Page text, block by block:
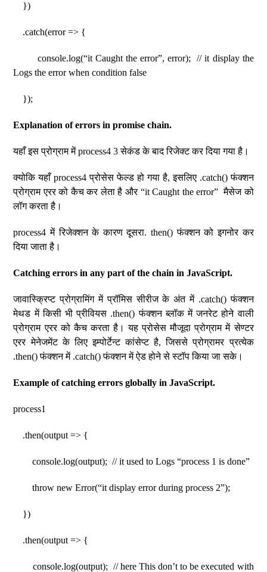
})
.catch(error => {
console.log(“it Caught the error”, error); // it display the
Logs the error when condition false
});
Explanation of errors in promise chain.
यहाँ इस प्रोग्राम में process4 3 सेकंड के बाद रिजेक्ट कर दिया गया है।
क्योकि यहाँ process4 प्रोसेस फेल्ड हो गया है, इसलिए .catch() फंक्शन
प्रोग्राम एरर को कैच कर लेता है और “it Caught the error” मैसेज को
लॉग करता है।
process4 में रिजेक्शन के कारण दूसरा. then() फंक्शन को इगनोर कर
दिया जाता है।
Catching errors in any part of the chain in JavaScript.
जावास्क्रिप्ट प्रोग्रामिंग में प्रॉमिस सीरीज के अंत में .catch() फंक्शन
मेथड में किसी भी प्रीवियस .then() फंक्शन ब्लॉक में जनरेट होने वाली
प्रोग्राम एरर को कैच करता है। यह प्रोसेस मौजूदा प्रोग्राम में सेण्टर
एरर मेनेजमेंट के लिए इम्पोर्टेन्ट कांसेप्ट है, जिससे प्रोग्रामर प्रत्येक
.then() फंक्शन में .catch() फंक्शन में ऐड होने से स्टॉप किया जा सके।
Example of catching errors globally in JavaScript.
process1
.then(output => {
console.log(output); // it used to Logs “process 1 is done”
throw new Error(“it display error during process 2”);
})
.then(output => {
console.log(output); // here This don’t to be executed with